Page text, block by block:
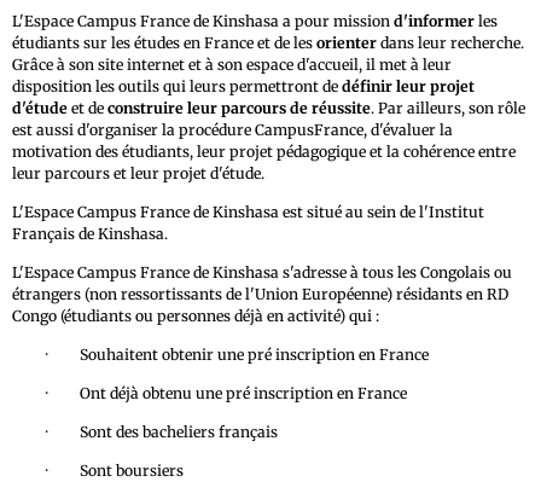
L'Espace Campus France de Kinshasa a pour mission d'informer les
étudiants sur les études en France et de les orienter dans leur recherche.
Grâce à son site internet et à son espace d'accueil, il met à leur
disposition les outils qui leurs permettront de définir leur projet
d'étude et de construire leur parcours de réussite. Par ailleurs, son rôle
est aussi d'organiser la procédure CampusFrance, d'évaluer la
motivation des étudiants, leur projet pédagogique et la cohérence entre
leur parcours et leur projet d'étude.
L'Espace Campus France de Kinshasa est situé au sein de l'Institut
Français de Kinshasa.
L'Espace Campus France de Kinshasa s'adresse à tous les Congolais ou
étrangers (non ressortissants de l'Union Européenne) résidants en RD
Congo (étudiants ou personnes déjà en activité) qui :
· Souhaitent obtenir une pré inscription en France
· Ont déjà obtenu une pré inscription en France
· Sont des bacheliers français
· Sont boursiers